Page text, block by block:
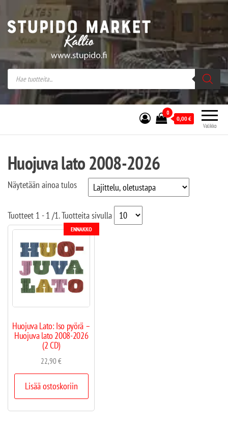
Stupido Market – verkossa ja kivijalassa
Stupido Market on vaihtoehtomusaan
erikoistunut verkko- sekä
kivijalkakauppa Helsingissä Kallion
sydämessä.
Valikko
0
0,00€
Huojuva lato 2008-2026
Näytetään ainoa tulos
Tuotteet 1 - 1 /1. Tuotteita sivulla
ENNAKKO
Huojuva Lato: Iso pyörä –
Huojuva lato 2008-2026
(2 CD)
22,90€
Lisää ostoskoriin